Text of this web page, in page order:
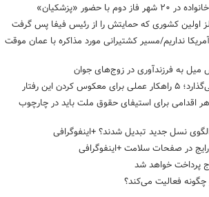
حضور «پزشکیان»
اولین کشوری که حمایتش را از رئیس فیفا پس گرفت
نداریم/مسیر کشتیرانی مورد مذاکره با عمان موقت
میل به فرزندآوری در زوج‌های جوان
کردن این رفتار
اقدامی برای استیفای حقوق ملت باید در چارچوب
نسل جدید تبدیل شدند؟ +اینفوگرافی
فعالیت می‌کند؟